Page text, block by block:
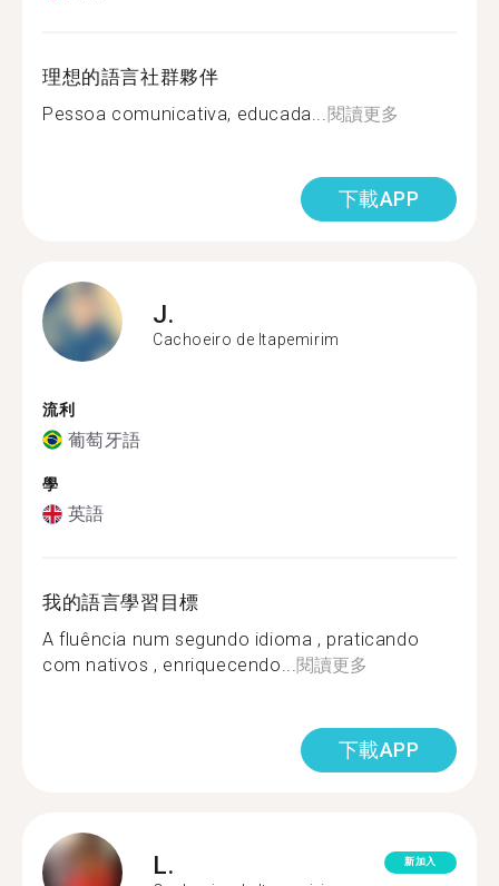
理想的語言社群夥伴
Pessoa comunicativa, educada...閱讀更多
下載APP
J.
Cachoeiro de Itapemirim
流利
葡萄牙語
學
英語
我的語言學習目標
A fluência num segundo idioma , praticando
com nativos , enriquecendo...閱讀更多
下載APP
L. 新加入